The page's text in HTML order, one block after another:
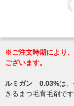
※ご注文時期により
ございます。
ルミガン 0.03%は
きるまつ毛育毛剤です